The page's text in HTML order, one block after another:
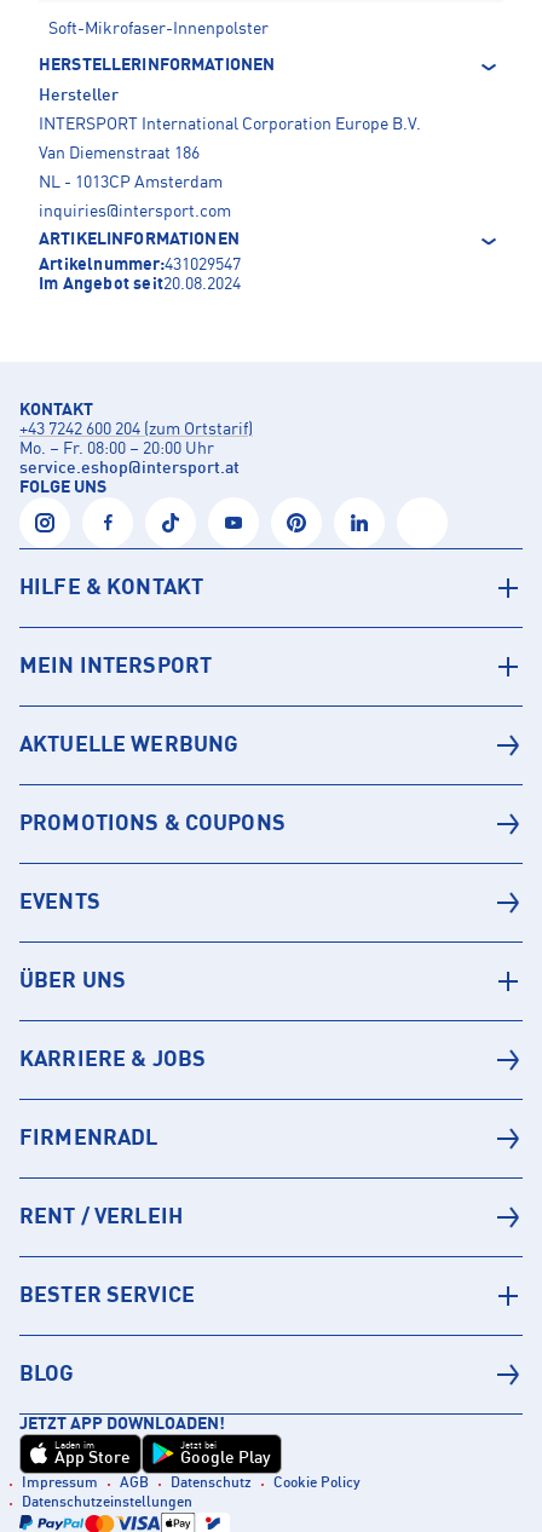
Soft-Mikrofaser-Innenpolster
HERSTELLERINFORMATIONEN
Hersteller
INTERSPORT International Corporation Europe B.V.
Van Diemenstraat 186
NL - 1013CP Amsterdam
inquiries@intersport.com
ARTIKELINFORMATIONEN
Artikelnummer:431029547
Im Angebot seit20.08.2024
KONTAKT
+43 7242 600 204 (zum Ortstarif)
Mo. – Fr. 08:00 – 20:00 Uhr
service.eshop@intersport.at
FOLGE UNS
HILFE & KONTAKT
MEIN INTERSPORT
AKTUELLE WERBUNG
PROMOTIONS & COUPONS
EVENTS
ÜBER UNS
KARRIERE & JOBS
FIRMENRADL
RENT / VERLEIH
BESTER SERVICE
BLOG
JETZT APP DOWNLOADEN!
Laden im
App Store
Jetzt bei
Google Play
Impressum AGB Datenschutz
Cookie Policy
Datenschutzeinstellungen